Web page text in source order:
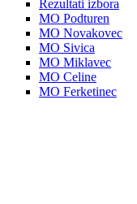
Rezultati izbora
MO Podturen
MO Novakovec
MO Sivica
MO Miklavec
MO Celine
MO Ferketinec